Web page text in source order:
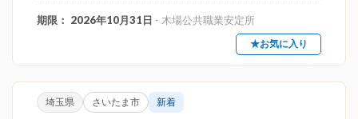
期限： 2026年10月31日 - 木場公共職業安定所
★お気に入り
埼玉県 さいたま市 新着